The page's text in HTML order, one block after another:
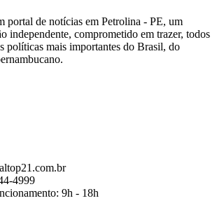
portal de notícias em Petrolina - PE, um
independente, comprometido em trazer, todos
políticas mais importantes do Brasil, do
4999
9h - 18h